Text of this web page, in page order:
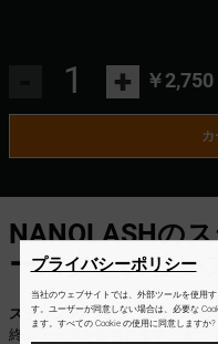
+ ￥2,750
NANOLASHの
ースターの使い
ステップ3ケラチンブースター
終ステップを担当します。まつ
プライバシーポリシー
当社のウェブサイトでは、外部ツールを使用
す。ユーザーが同意しない場合は、必要な
ます。すべての Cookie の使用に同意しますか?